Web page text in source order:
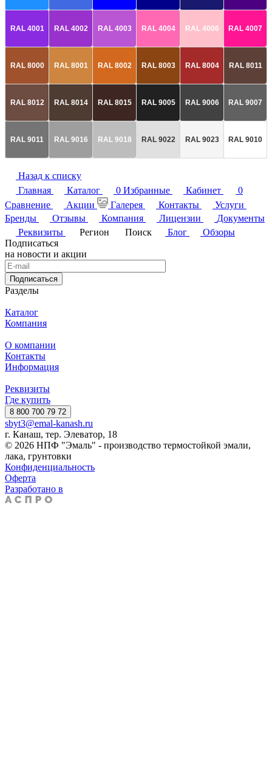
RAL 4001 RAL 4002 RAL 4003 RAL 4004 RAL 4006 RAL 4007
RAL 8000 RAL 8001 RAL 8002 RAL 8003 RAL 8004 RAL 8011
RAL 8012 RAL 8014 RAL 8015 RAL 9005 RAL 9006 RAL 9007
RAL 9011 RAL 9016 RAL 9018 RAL 9022 RAL 9023 RAL 9010
Назад к списку
Главная
Каталог 0 Избранные Кабинет
0
Сравнение
Акции Галерея Контакты
Услуги
Бренды
Отзывы Компания Лицензии
Документы
Реквизиты
Регион Поиск Блог
Обзоры
Подписаться
на новости и акции
Подписаться
Разделы
Каталог
Компания
О компании
Контакты
Информация
Реквизиты
Где купить
8 800 700 79 72
sbyt3@emal-kanash.ru
г. Канаш, тер. Элеватор, 18
© 2026 НПФ "Эмаль" - производство термостойкой эмали,
лака, грунтовки
Конфиденциальность
Оферта
Разработано в